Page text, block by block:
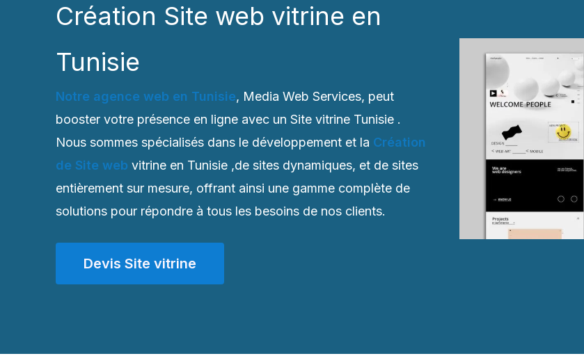
Création Site web vitrine en
Tunisie
Notre agence web en Tunisie, Media Web Services, peut
booster votre présence en ligne avec un Site vitrine Tunisie .
Nous sommes spécialisés dans le développement et la Création
de Site web vitrine en Tunisie ,de sites dynamiques, et de sites
entièrement sur mesure, offrant ainsi une gamme complète de
solutions pour répondre à tous les besoins de nos clients.
Devis Site vitrine